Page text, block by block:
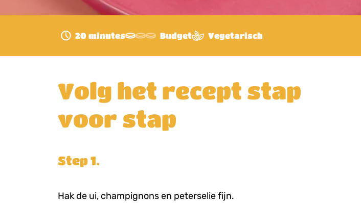
20 minutes Budget Vegetarisch
Volg het recept stap
voor stap
Step 1.
Hak de ui, champignons en peterselie fijn.